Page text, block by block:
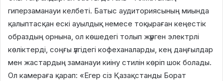
гиперзаманауи келбеті. Батыс аудиториясының миында
қалыптасқан ескі ауылдық немесе тоқыраған кеңестік
образдың орнына, ол көшедегі толып жүрген электрлі
көліктерді, соңғы үлгідегі кофеханаларды, кең даңғылдар
мен жастардың заманауи киіну стилін көріп шок болады.
Ол камераға қарап: «Егер сіз Қазақстанды Борат